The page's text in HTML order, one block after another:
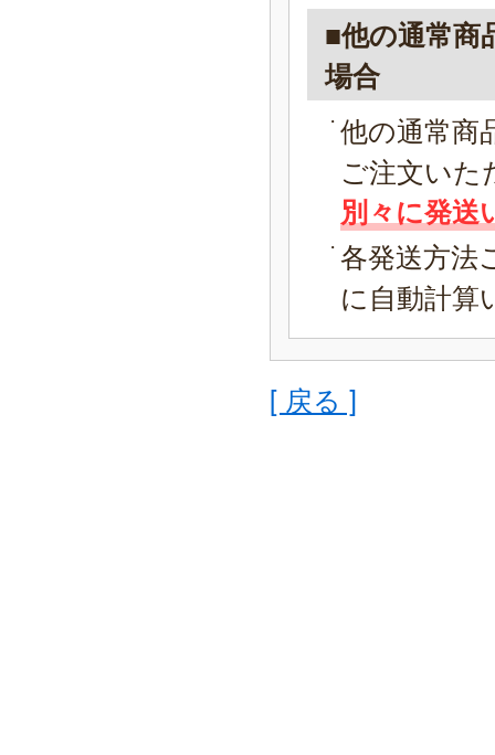
■他の通常商
場合
他の通常商
ご注文いた
別々に発送
各発送方法
に自動計算
[ 戻る ]